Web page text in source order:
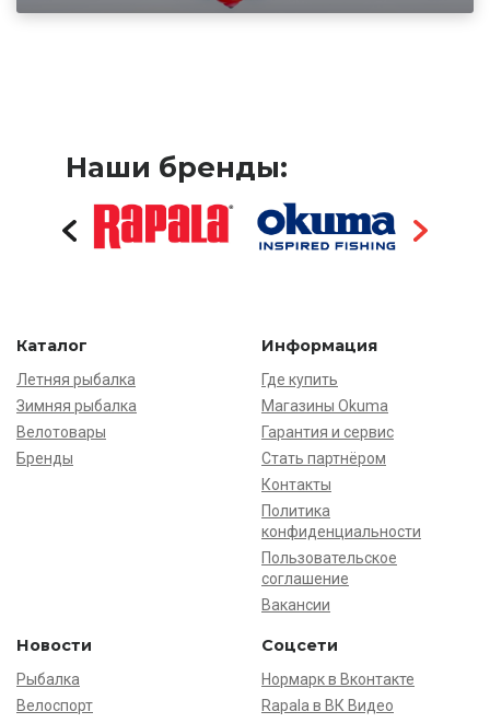
Наши бренды:
Каталог
Летняя рыбалка
Зимняя рыбалка
Велотовары
Бренды
Информация
Где купить
Магазины Okuma
Гарантия и сервис
Стать партнёром
Контакты
Политика
конфиденциальности
Пользовательское
соглашение
Вакансии
Новости
Рыбалка
Велоспорт
Соцсети
Нормарк в Вконтакте
Rapala в ВК Видео